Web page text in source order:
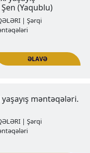
MƏNTƏQƏLƏRI | Şərqi
məntəqələri